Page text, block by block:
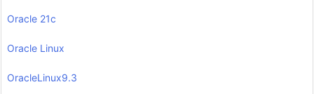
Oracle 21c
Oracle Linux
OracleLinux9.3